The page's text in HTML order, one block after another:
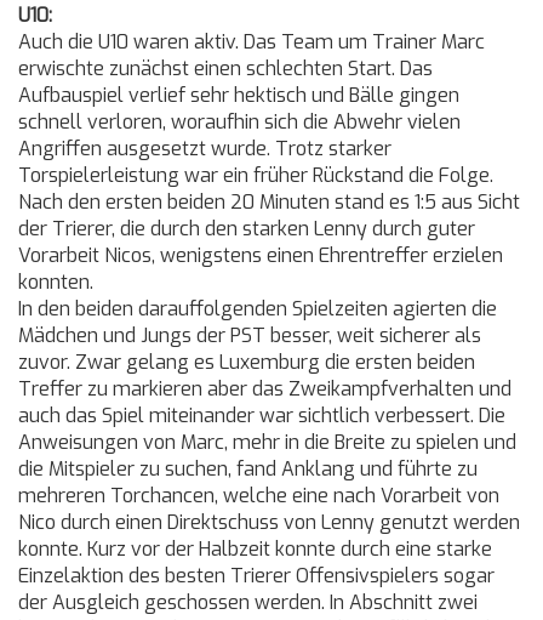
U10:
Auch die U10 waren aktiv. Das Team um Trainer Marc
erwischte zunächst einen schlechten Start. Das
Aufbauspiel verlief sehr hektisch und Bälle gingen
schnell verloren, woraufhin sich die Abwehr vielen
Angriffen ausgesetzt wurde. Trotz starker
Torspielerleistung war ein früher Rückstand die Folge.
Nach den ersten beiden 20 Minuten stand es 1:5 aus Sicht
der Trierer, die durch den starken Lenny durch guter
Vorarbeit Nicos, wenigstens einen Ehrentreffer erzielen
konnten.
In den beiden darauffolgenden Spielzeiten agierten die
Mädchen und Jungs der PST besser, weit sicherer als
zuvor. Zwar gelang es Luxemburg die ersten beiden
Treffer zu markieren aber das Zweikampfverhalten und
auch das Spiel miteinander war sichtlich verbessert. Die
Anweisungen von Marc, mehr in die Breite zu spielen und
die Mitspieler zu suchen, fand Anklang und führte zu
mehreren Torchancen, welche eine nach Vorarbeit von
Nico durch einen Direktschuss von Lenny genutzt werden
konnte. Kurz vor der Halbzeit konnte durch eine starke
Einzelaktion des besten Trierer Offensivspielers sogar
der Ausgleich geschossen werden. In Abschnitt zwei